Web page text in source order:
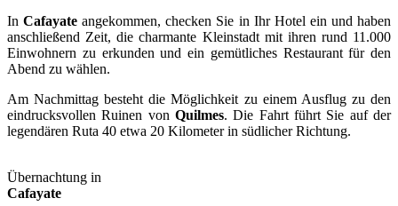
InCafayate angekommen, checken Sie in Ihr Hotel ein und haben
anschließend Zeit, die charmante Kleinstadt mit ihren rund 11.000
Einwohnern zu erkunden und ein gemütliches Restaurant für den
Abend zu wählen.
Am Nachmittag besteht die Möglichkeit zu einem Ausflug zu den
eindrucksvollen Ruinen von Quilmes. Die Fahrt führt Sie auf der
legendären Ruta 40 etwa 20 Kilometer in südlicher Richtung.
Übernachtung in
Cafayate